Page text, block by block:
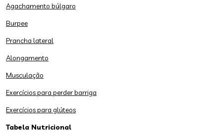
Agachamento búlgaro
Burpee
Prancha lateral
Alongamento
Musculação
Exercícios para perder barriga
Exercícios para glúteos
Tabela Nutricional